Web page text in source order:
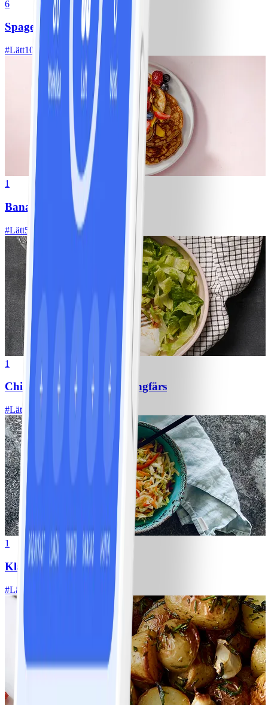
6
Spagetti med köttfärssås
#Lätt10 MIN
1
Bananpannkakor
#Lätt5 MIN
1
Chili con carne med kycklingfärs
#Lätt
1
Klassisk vitkålssallad
#Lätt